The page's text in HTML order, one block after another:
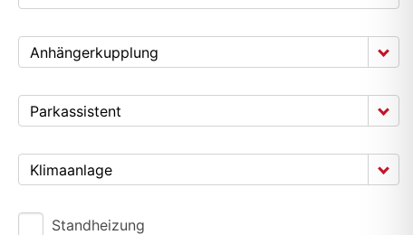
Anhängerkupplung
Parkassistent
Klimaanlage
Standheizung